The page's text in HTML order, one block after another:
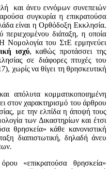
και άνευ εννόμων συνεπειών
συγκυρία η επικρατούσα
είναι η Ορθόδοξη Εκκλησία.
περιεχομένου διάταξη, η οποία
Νομολογία του ΣτΕ ερμηνεύει
ισχύ, καθώς προτάσσει της
σε διάφορες πτυχές του
χωρίς να θίγει τη θρησκευτική
απόλυτα κομματικοποιημένη
στον χαρακτηρισμό του άρθρου
με την ελπίδα η άποψή τους
των Δικαστηρίων και έτσι
θρησκεία» κάθε κανονιστική
διαπιστωτική, δηλαδή άνευ
«επικρατούσα θρησκεία»